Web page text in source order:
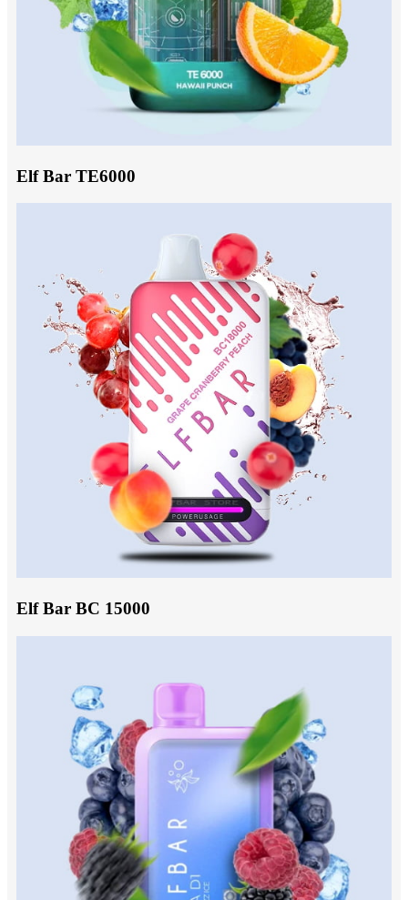
Elf Bar TE6000
Elf Bar BC 15000